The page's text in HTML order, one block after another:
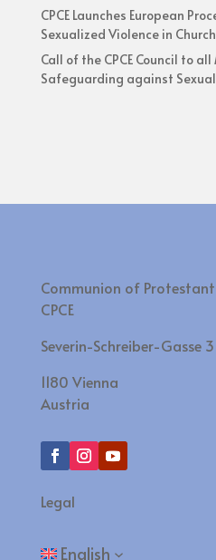
CPCE Launches European
Sexualized Violence in
Call of the CPCE Council to
Safeguarding against
Communion of Protestant
CPCE
Severin-Schreiber-Gasse 3
1180 Vienna
Austria
Legal
English